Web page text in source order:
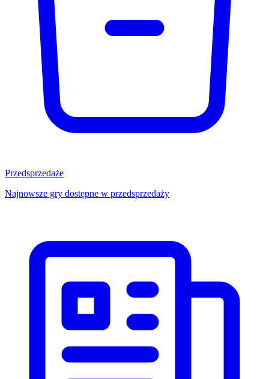
Przedsprzedaże
Najnowsze gry dostępne w przedsprzedaży